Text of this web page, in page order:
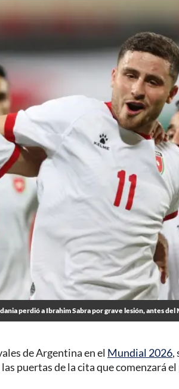
perdió a Ibrahim Sabra por grave lesión, antes del
de Argentina en el Mundial 2026,
puertas de la cita que comenzará